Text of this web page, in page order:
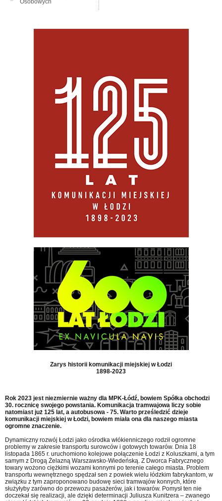
Osobowych
Zarys historii komunikacji miejskiej w Łodzi
1898-2023
Rok 2023 jest niezmiernie ważny dla MPK-Łódź, bowiem Spółka obchodzi
30. rocznicę swojego powstania. Komunikacja tramwajowa liczy sobie
natomiast już 125 lat, a autobusowa - 75. Warto prześledzić dzieje
komunikacji miejskiej w Łodzi, bowiem miała ona dla naszego miasta
ogromne znaczenie.
Dynamiczny rozwój Łodzi jako ośrodka włókienniczego rodził ogromne
problemy w zakresie transportu surowców i gotowych towarów. Dnia 18
listopada 1865 r. uruchomiono kolejowe połączenie Łodzi z Koluszkami, a tym
samym z Drogą Żelazną Warszawsko-Wiedeńską. Z Dworca Fabrycznego
towary wożono ciężkimi wozami konnymi po terenie całego miasta. Problem
transportu wewnętrznego spędzał sen z powiek wielu łódzkim fabrykantom, w
związku z tym zaproponowano budowę sieci tramwajów konnych, które
służyłyby zarówno do przewozu pasażerów, jak i towarów. Pomysł ten nie
doczekał się realizacji, ale dzięki determinacji Juliusza Kunitzera – zwanego